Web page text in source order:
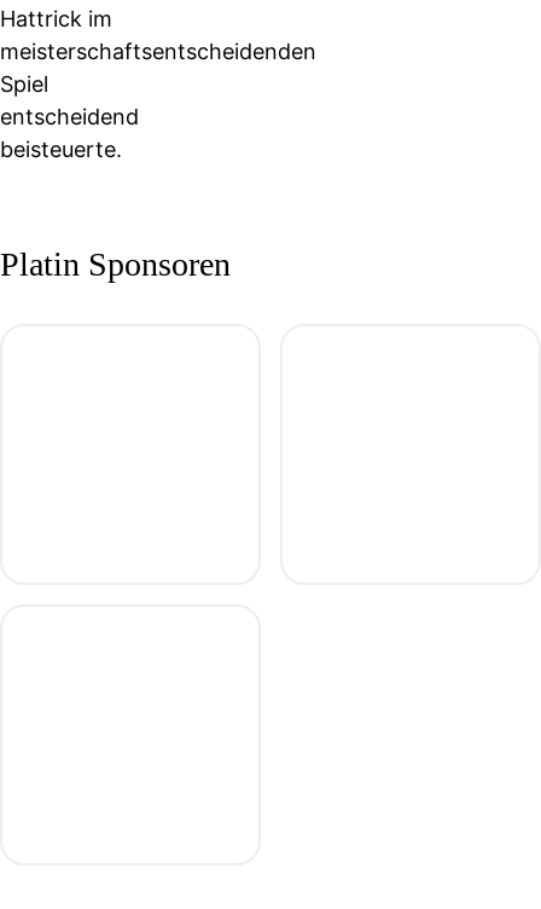
Hattrick im
meisterschaftsentscheidenden
Spiel
entscheidend
beisteuerte.
Platin Sponsoren